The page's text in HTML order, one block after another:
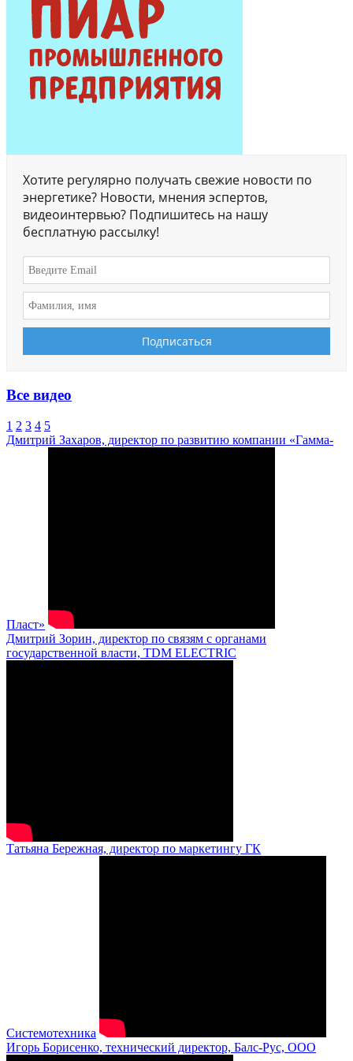
Хотите регулярно получать свежие новости по
энергетике? Новости, мнения эспертов,
видеоинтервью? Подпишитесь на нашу
бесплатную рассылку!
Все видео
1 2 3 4 5
Дмитрий Захаров, директор по развитию компании «Гамма-
Пласт»
Дмитрий Зорин, директор по связям с органами
государственной власти, TDM ELECTRIC
Татьяна Бережная, директор по маркетингу ГК
Системотехника
Игорь Борисенко, технический директор, Балс-Рус, ООО